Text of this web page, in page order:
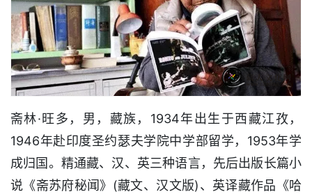
斋林·旺多，男，藏族，1934年出生于西藏江孜，
1946年赴印度圣约瑟夫学院中学部留学，1953年学
成归国。精通藏、汉、英三种语言，先后出版长篇小
说《斋苏府秘闻》(藏文、汉文版)、英译藏作品《哈